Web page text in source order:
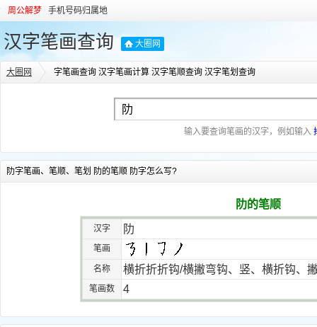
周公解梦 手机号码归属地
汉字笔画查询 大圈网
大圈网 字笔画查询 汉字笔画计算 汉字笔顺查询 汉字笔划查询
输入要查询笔画的汉字，例如输入
阞字笔画、笔顺、笔划 阞的笔顺 阞字怎么写?
阞的笔顺
汉字 阞
笔画
名称 横折折折钩/横撇弯钩、竖、横折钩、
笔画数 4